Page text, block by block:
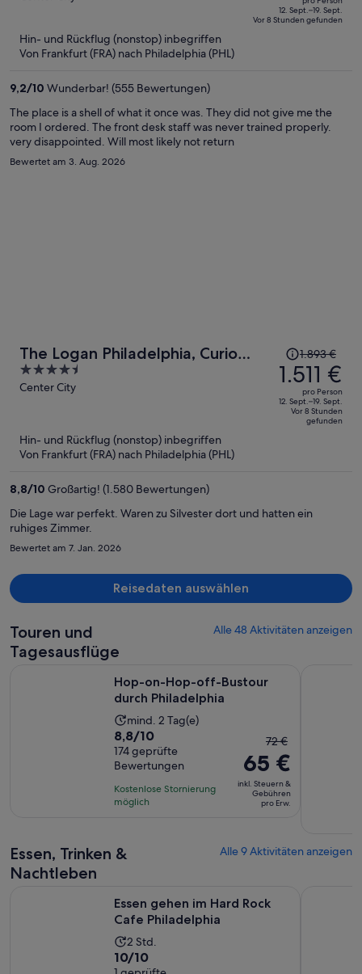
1.713 €,
jetzt
Person
12. Sept.–19. Sept.
Vor 8 Stunden gefunden
Hin- und Rückflug (nonstop) inbegriffen
Von Frankfurt (FRA) nach Philadelphia (PHL)
9,2/10 Wunderbar! (555 Bewertungen)
The place is a shell of what it once was. They did not give me the
room I ordered. The front desk staff was never trained properly.
very disappointed. Will most likely not return
Bewertet am 3. Aug. 2026
The Logan Philadelphia, Curio
Collection by Hilton
4.5
out
Center City
Der
Preis
betrug
1.893 €,
jetzt
1.893 €
1.511 €
pro Person
12. Sept.–19. Sept.
Vor 8 Stunden
gefunden
Hin- und Rückflug (nonstop) inbegriffen
Von Frankfurt (FRA) nach Philadelphia (PHL)
8,8/10 Großartig! (1.580 Bewertungen)
Die Lage war perfekt. Waren zu Silvester dort und hatten ein
ruhiges Zimmer.
Bewertet am 7. Jan. 2026
Reisedaten auswählen
Touren und
Tagesausflüge
Alle 48 Aktivitäten anzeigen
Hop-on-Hop-off-Bustour
durch Philadelphia
Die
Aktivität
dauert
2 Tage
mind. 2 Tag(e)
8.8
von
10,
basierend
auf
8,8/10
174 geprüfte
Bewertungen
Kostenlose Stornierung
möglich
Der
vorherige
Preis
war
72 €
der
aktuelle
65 €
72 €
65 €
inkl. Steuern &
Gebühren
pro Erw.
Essen, Trinken &
Nachtleben
Alle 9 Aktivitäten anzeigen
Essen gehen im Hard Rock
Cafe Philadelphia
Die
Aktivität
2 Std.
10.0
10/10